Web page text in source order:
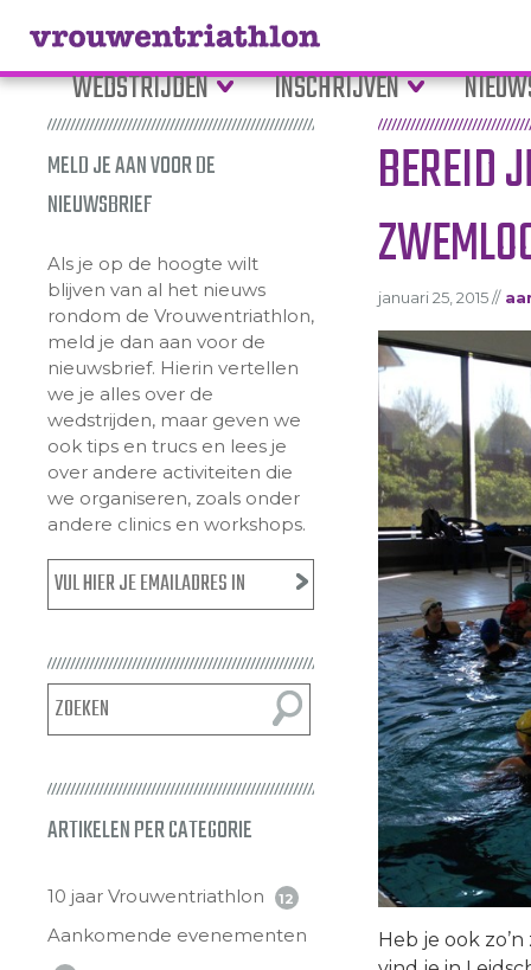
WEDSTRIJDEN INSCHRIJVEN
MELD JE AAN VOOR DE
NIEUWSBRIEF
Als je op de hoogte wilt
blijven van al het nieuws
rondom de Vrouwentriathlon,
meld je dan aan voor de
nieuwsbrief. Hierin vertellen
we je alles over de
wedstrijden, maar geven we
ook tips en trucs en lees je
over andere activiteiten die
we organiseren, zoals onder
andere clinics en workshops.
ARTIKELEN PER CATEGORIE
10 jaar Vrouwentriathlon 12
Aankomende evenementen
BEREID
januari 25, 2015 //
Heb je ook